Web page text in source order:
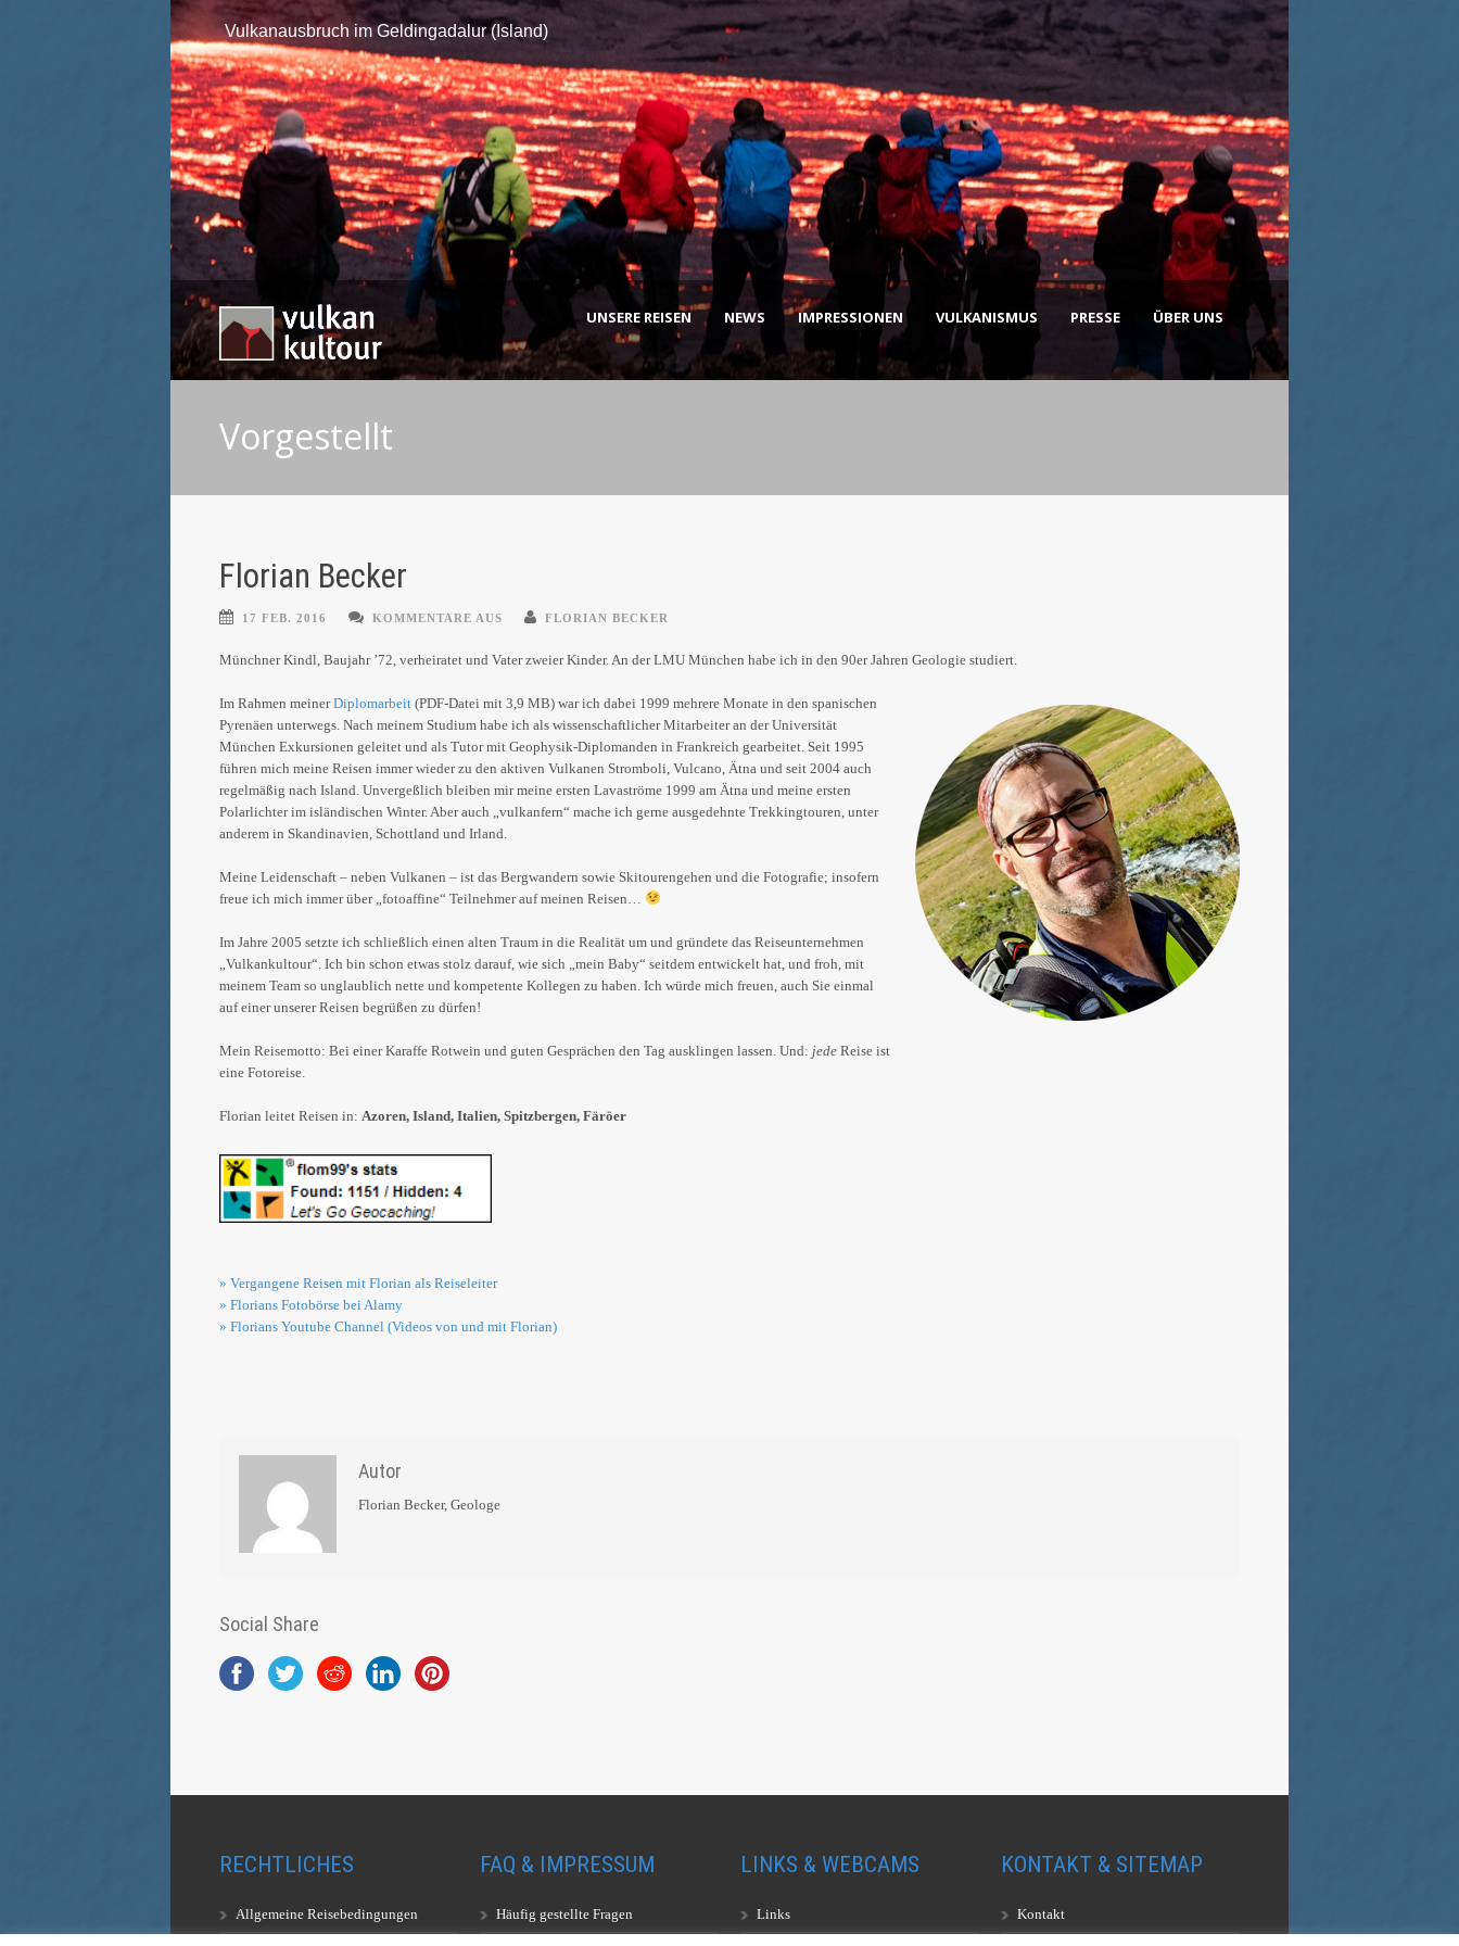
UNSERE REISEN NEWS IMPRESSIONEN VULKANISMUS PRESSE ÜBER UNS
Vulkanausbruch im Geldingadalur (Island)
Vorgestellt
Florian Becker
17 FEB. 2016 KOMMENTARE AUS FLORIAN BECKER
Münchner Kindl, Baujahr ’72, verheiratet und Vater zweier Kinder. An der LMU München habe ich in den 90er Jahren Geologie studiert.
Im Rahmen meinerDiplomarbeit (PDF-Datei mit 3,9 MB) war ich dabei 1999 mehrere Monate in den spanischen
Pyrenäen unterwegs. Nach meinem Studium habe ich als wissenschaftlicher Mitarbeiter an der Universität
München Exkursionen geleitet und als Tutor mit Geophysik-Diplomanden in Frankreich gearbeitet. Seit 1995
führen mich meine Reisen immer wieder zu den aktiven Vulkanen Stromboli, Vulcano, Ätna und seit 2004 auch
regelmäßig nach Island. Unvergeßlich bleiben mir meine ersten Lavaströme 1999 am Ätna und meine ersten
Polarlichter im isländischen Winter. Aber auch „vulkanfern“ mache ich gerne ausgedehnte Trekkingtouren, unter
anderem in Skandinavien, Schottland und Irland.
Meine Leidenschaft – neben Vulkanen – ist das Bergwandern sowie Skitourengehen und die Fotografie; insofern
freue ich mich immer über „fotoaffine“ Teilnehmer auf meinen Reisen…
Im Jahre 2005 setzte ich schließlich einen alten Traum in die Realität um und gründete das Reiseunternehmen
„Vulkankultour“. Ich bin schon etwas stolz darauf, wie sich „mein Baby“ seitdem entwickelt hat, und froh, mit
meinem Team so unglaublich nette und kompetente Kollegen zu haben. Ich würde mich freuen, auch Sie einmal
auf einer unserer Reisen begrüßen zu dürfen!
Mein Reisemotto: Bei einer Karaffe Rotwein und guten Gesprächen den Tag ausklingen lassen. Und: jede Reise ist
eine Fotoreise.
Florian leitet Reisen in: Azoren, Island, Italien, Spitzbergen, Färöer
» Vergangene Reisen mit Florian als Reiseleiter
» Florians Fotobörse bei Alamy
» Florians Youtube Channel (Videos von und mit Florian)
Autor
Florian Becker, Geologe
Social Share
RECHTLICHES
Allgemeine Reisebedingungen
FAQ & IMPRESSUM
Häufig gestellte Fragen
LINKS & WEBCAMS
Links
KONTAKT & SITEMAP
Kontakt